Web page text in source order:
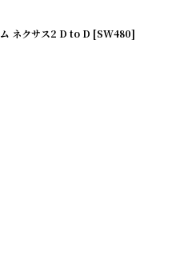
ネクサス2 D to D [SW480]